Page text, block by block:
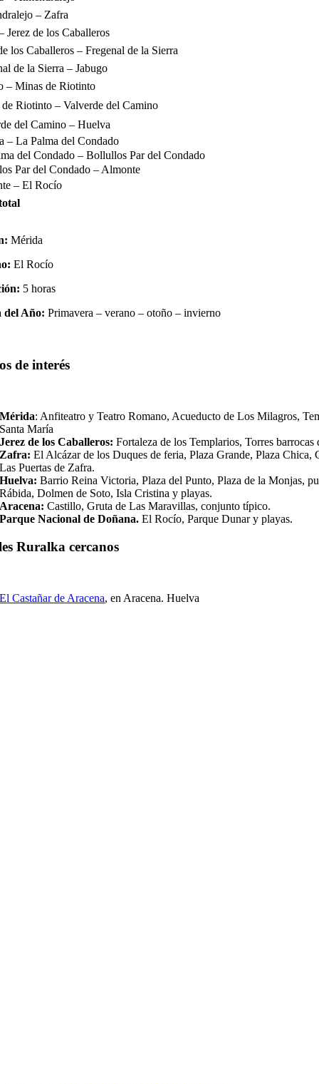
– Zafra
Jerez de los Caballeros
los Caballeros – Fregenal de la Sierra
de la Sierra – Jabugo
– Minas de Riotinto
Riotinto – Valverde del Camino
del Camino – Huelva
– La Palma del Condado
del Condado – Bollullos Par del Condado
Par del Condado – Almonte
– El Rocío
Mérida
El Rocío
5 horas
del Año: Primavera – verano – otoño – invierno
de interés
Mérida: Anfiteatro y Teatro Romano, Acueducto de Los Milagros,
Santa María
Jerez de los Caballeros: Fortaleza de los Templarios, Torres
Zafra: El Alcázar de los Duques de feria, Plaza Grande, Plaza
Las Puertas de Zafra.
Huelva: Barrio Reina Victoria, Plaza del Punto, Plaza de la Monjas,
Rábida, Dolmen de Soto, Isla Cristina y playas.
Aracena: Castillo, Gruta de Las Maravillas, conjunto típico.
Parque Nacional de Doñana. El Rocío, Parque Dunar y playas.
Ruralka cercanos
El Castañar de Aracena, en Aracena. Huelva